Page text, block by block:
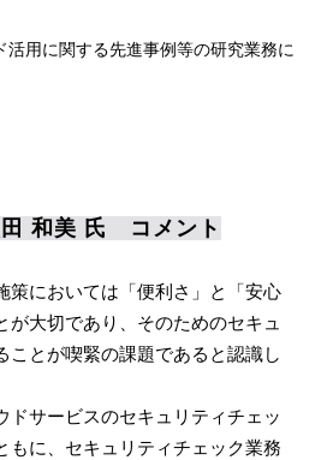
活用に関する先進事例等の研究業務に
和美 氏　コメント
策においては「便利さ」と「安心
が大切であり、そのためのセキュ
ことが喫緊の課題であると認識し
ドサービスのセキュリティチェッ
もに、セキュリティチェック業務